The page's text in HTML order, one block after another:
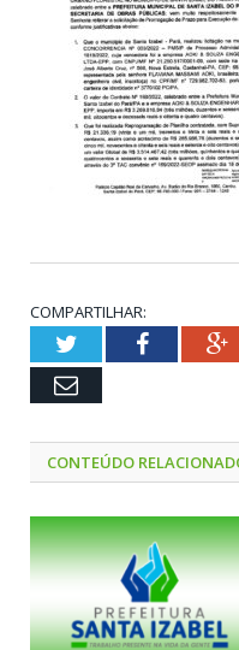
COMPARTILHAR:
TwitterFacebook
Email
CONTEÚDO